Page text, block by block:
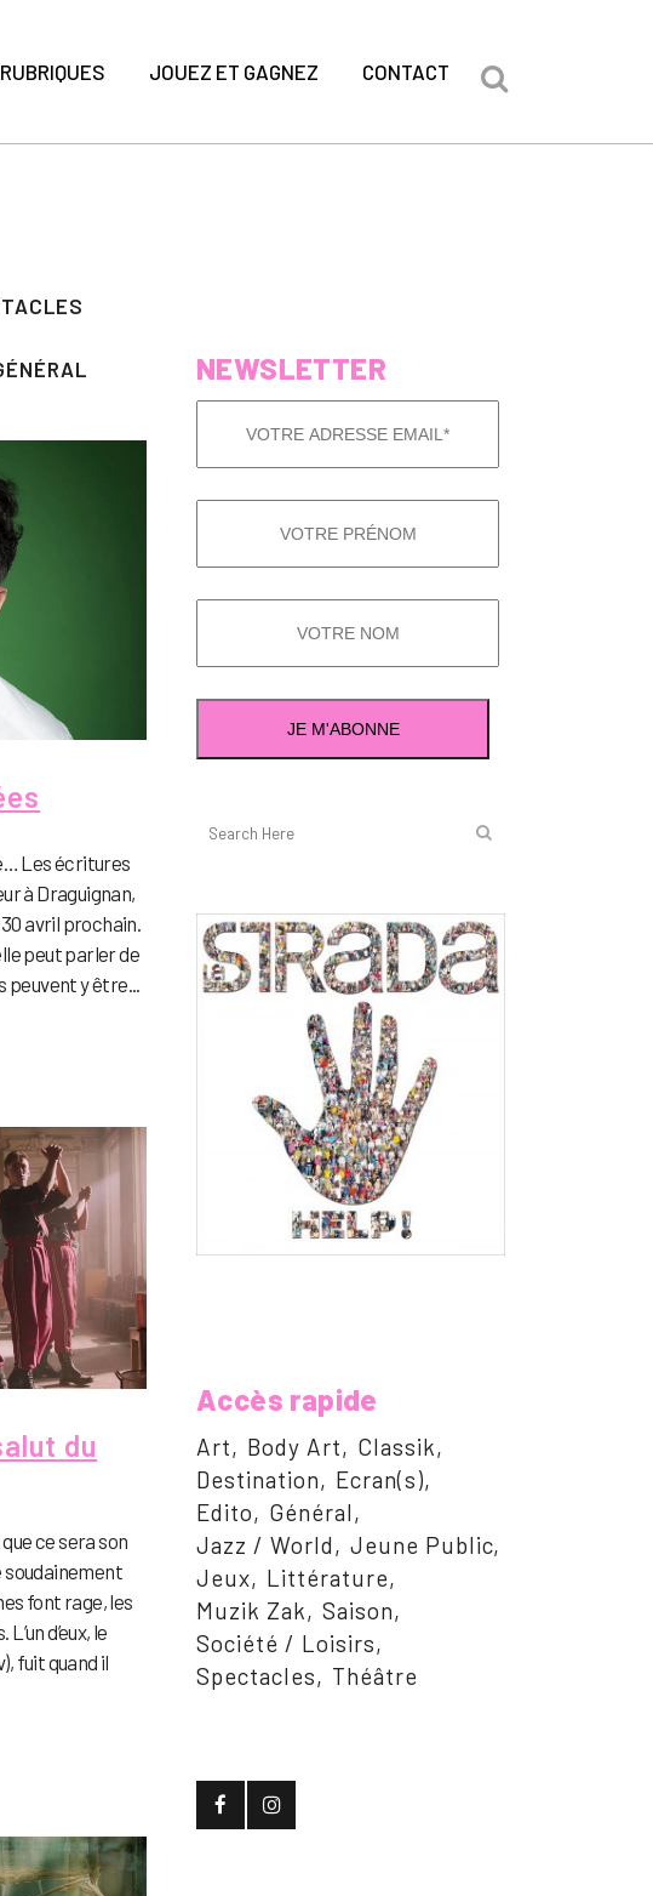
RUBRIQUES JOUEZ ET GAGNEZ CONTACT
Les écritures
à Draguignan,
avril prochain.
peut parler de
y être...
du
ce sera son
soudainement
font rage, les
d’eux, le
fuit quand il
NEWSLETTER
Accès rapide
Art Body Art
Classik
Destination
Ecran(s)
Edito
Général
Jazz / World
Jeune Public
Jeux
Littérature
Muzik Zak
Saison
Société / Loisirs
Spectacles
Théâtre